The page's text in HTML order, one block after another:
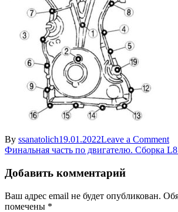
By ssanatolich19.01.2022Leave a Commenton
Навигация
по
записям
Финальная часть по двигателю. Сборка
Добавить комментарий
Ваш адрес email не будет опубликован.
помечены *